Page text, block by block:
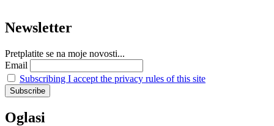
Newsletter
Pretplatite se na moje novosti...
Email
Subscribing I accept the privacy rules of this site
Oglasi